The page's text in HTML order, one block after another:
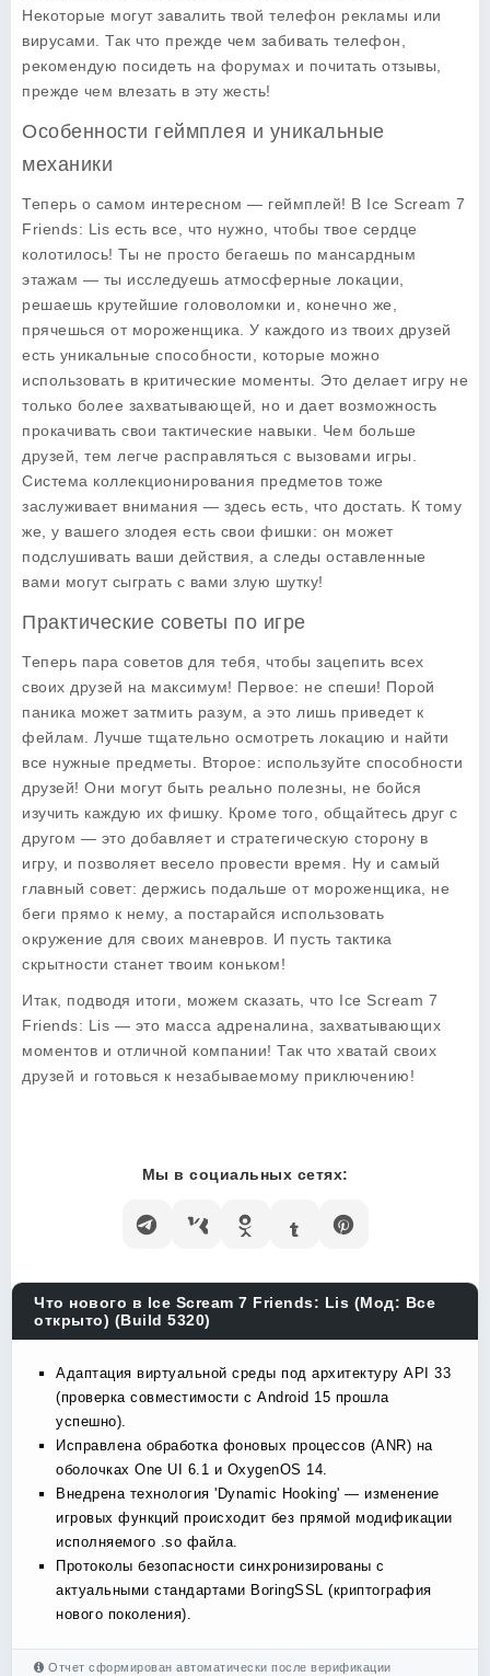
Некоторые могут завалить твой телефон рекламы или
вирусами. Так что прежде чем забивать телефон,
рекомендую посидеть на форумах и почитать отзывы,
прежде чем влезать в эту жесть!
Особенности геймплея и уникальные
механики
Теперь о самом интересном — геймплей! В Ice Scream 7
Friends: Lis есть все, что нужно, чтобы твое сердце
колотилось! Ты не просто бегаешь по мансардным
этажам — ты исследуешь атмосферные локации,
решаешь крутейшие головоломки и, конечно же,
прячешься от мороженщика. У каждого из твоих друзей
есть уникальные способности, которые можно
использовать в критические моменты. Это делает игру не
только более захватывающей, но и дает возможность
прокачивать свои тактические навыки. Чем больше
друзей, тем легче расправляться с вызовами игры.
Система коллекционирования предметов тоже
заслуживает внимания — здесь есть, что достать. К тому
же, у вашего злодея есть свои фишки: он может
подслушивать ваши действия, а следы оставленные
вами могут сыграть с вами злую шутку!
Практические советы по игре
Теперь пара советов для тебя, чтобы зацепить всех
своих друзей на максимум! Первое: не спеши! Порой
паника может затмить разум, а это лишь приведет к
фейлам. Лучше тщательно осмотреть локацию и найти
все нужные предметы. Второе: используйте способности
друзей! Они могут быть реально полезны, не бойся
изучить каждую их фишку. Кроме того, общайтесь друг с
другом — это добавляет и стратегическую сторону в
игру, и позволяет весело провести время. Ну и самый
главный совет: держись подальше от мороженщика, не
беги прямо к нему, а постарайся использовать
окружение для своих маневров. И пусть тактика
скрытности станет твоим коньком!
Итак, подводя итоги, можем сказать, что Ice Scream 7
Friends: Lis — это масса адреналина, захватывающих
моментов и отличной компании! Так что хватай своих
друзей и готовься к незабываемому приключению!
Мы в социальных сетях:
Что нового в Ice Scream 7 Friends: Lis (Мод: Все
открыто) (Build 5320)
Адаптация виртуальной среды под архитектуру API 33
(проверка совместимости с Android 15 прошла
успешно).
Исправлена обработка фоновых процессов (ANR) на
оболочках One UI 6.1 и OxygenOS 14.
Внедрена технология 'Dynamic Hooking' — изменение
игровых функций происходит без прямой модификации
исполняемого .so файла.
Протоколы безопасности синхронизированы с
актуальными стандартами BoringSSL (криптография
нового поколения).
Отчет сформирован автоматически после верификации